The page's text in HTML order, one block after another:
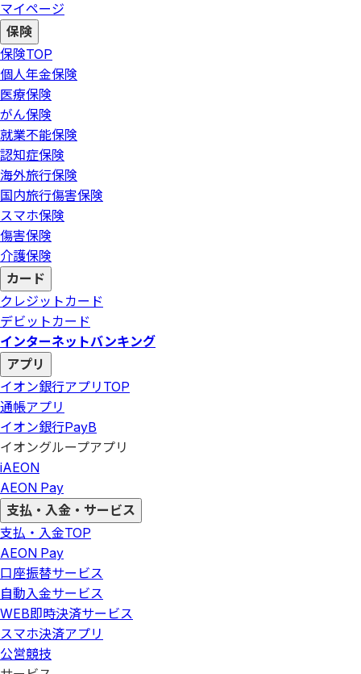
マイページ
保険
保険TOP
個人年金保険
医療保険
がん保険
就業不能保険
認知症保険
海外旅行保険
国内旅行傷害保険
スマホ保険
傷害保険
介護保険
カード
クレジットカード
デビットカード
インターネットバンキング
アプリ
イオン銀行アプリ TOP
通帳アプリ
イオン銀行PayB
イオングループアプリ
iAEON
AEON Pay
支払・入金・サービス
支払・入金TOP
AEON Pay
口座振替サービス
自動入金サービス
WEB即時決済サービス
スマホ決済アプリ
公営競技